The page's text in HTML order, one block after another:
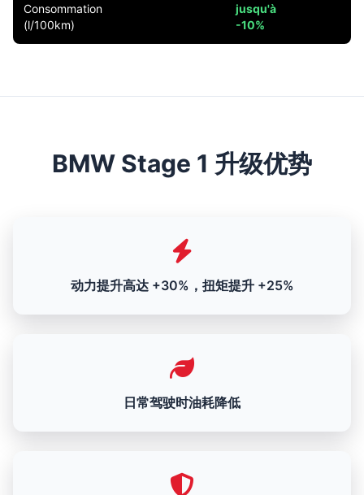
Consommation
(l/100km)
jusqu'à
-10%
BMW Stage 1 升级优势
动力提升高达 +30%，扭矩提升 +25%
日常驾驶时油耗降低